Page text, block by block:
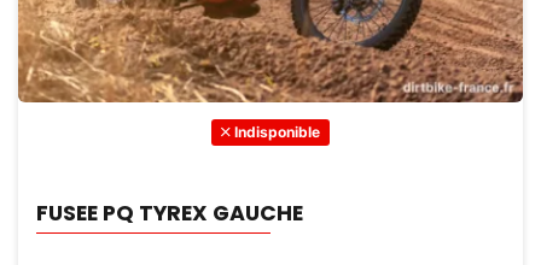
Indisponible
FUSEE PQ TYREX GAUCHE